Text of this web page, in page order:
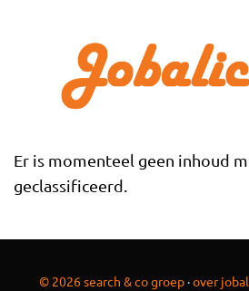
Er is momenteel geen inhoud
geclassificeerd.
© 2026 search & co groep ·over